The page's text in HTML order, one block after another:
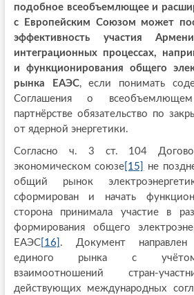
подобное всеобъемлющее и
с Европейским Союзом может
эффективность участия
интеграционных процессах,
и функционирования общего
рынка ЕАЭС, если понимать
Соглашения о
партнёрстве обязательство по
от ядерной энергетики.
Согласно ч. 3 ст. 104
экономическом союзе [15]
не
общий рынок
сформирован и начать
сторона принимала участие в
формирования общего
ЕАЭС[16] . Документ
единого рынка с учётом
взаимоотношений стран-
действующих международных